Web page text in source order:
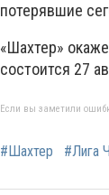
потерявшие
«Шахтер»
состоится 27
Если вы заметили
#Шахтер #Лига